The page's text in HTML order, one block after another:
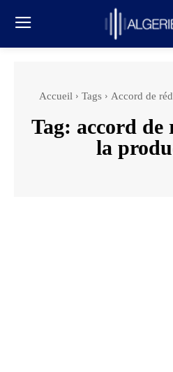
Accueil Tags Accord de
Tag: accord de
la